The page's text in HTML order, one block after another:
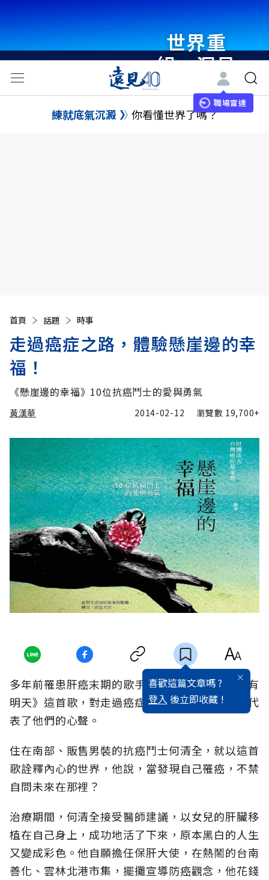
世界重
組・洞見
未來 與
世界領袖
職場雷達
練就底氣沉澱 你看懂世界了嗎？
首頁 話題 時事
走過癌症之路，體驗懸崖邊的幸
福！
《懸崖邊的幸福》10位抗癌鬥士的愛與勇氣
黃漢華 2014-02-12 瀏覽數 19,700+
喜歡這篇文章嗎 ?
登入 後立即收藏 !
多年前罹患肝癌末期的歌手薛岳，唱了《如果還有
明天》這首歌，對走過癌症之路的癌友來說，這代
表了他們的心聲。
住在南部、販售男裝的抗癌鬥士何清全，就以這首
歌詮釋內心的世界，他說，當發現自己罹癌，不禁
自問未來在那裡？
治療期間，何清全接受醫師建議，以女兒的肝臟移
植在自己身上，成功地活了下來，原本黑白的人生
又變成彩色。他自願擔任保肝大使，在熱鬧的台南
善化、雲林北港市集，擺攤宣導防癌觀念，他花錢